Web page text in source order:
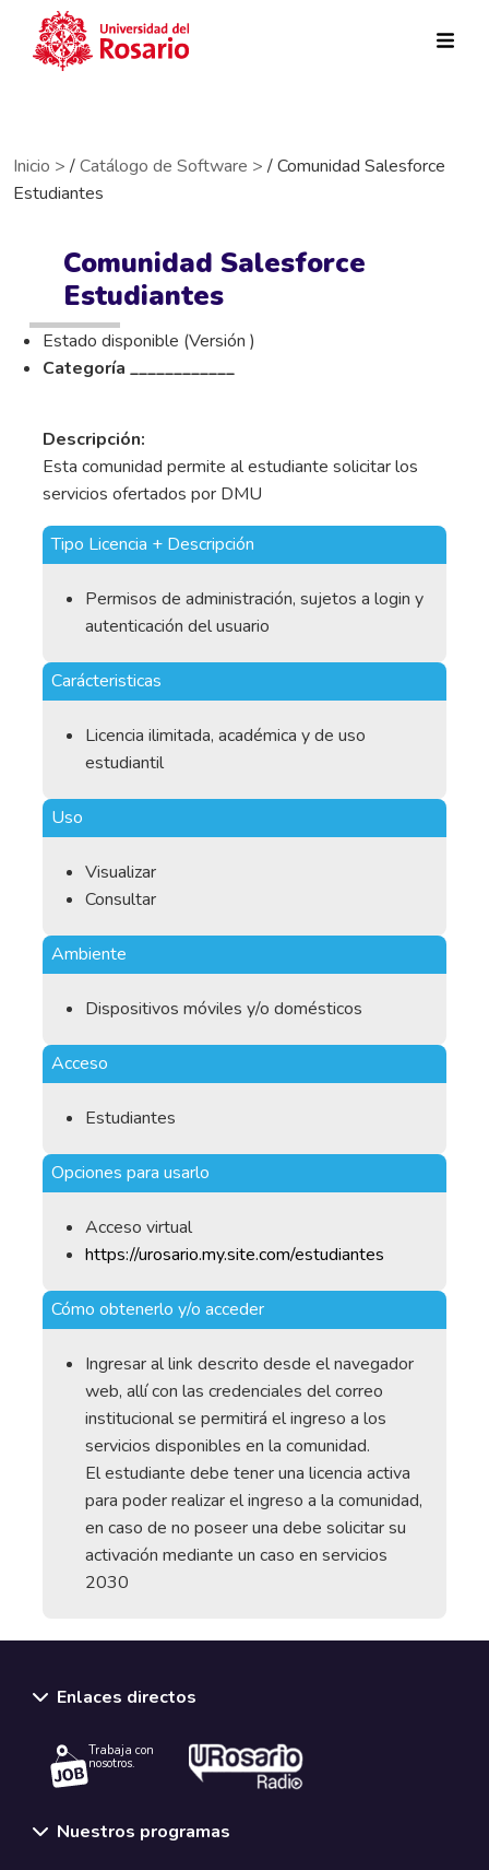
Inicio > /Catálogo de Software > / Comunidad Salesforce
Estudiantes
Comunidad Salesforce
Estudiantes
Estado disponible (Versión )
Categoría ____________
Descripción:
Esta comunidad permite al estudiante solicitar los
servicios ofertados por DMU
Tipo Licencia + Descripción
Permisos de administración, sujetos a login y
autenticación del usuario
Carácteristicas
Licencia ilimitada, académica y de uso
estudiantil
Uso
Visualizar
Consultar
Ambiente
Dispositivos móviles y/o domésticos
Acceso
Estudiantes
Opciones para usarlo
Acceso virtual
https://urosario.my.site.com/estudiantes
Cómo obtenerlo y/o acceder
Ingresar al link descrito desde el navegador
web, allí con las credenciales del correo
institucional se permitirá el ingreso a los
servicios disponibles en la comunidad.
El estudiante debe tener una licencia activa
para poder realizar el ingreso a la comunidad,
en caso de no poseer una debe solicitar su
activación mediante un caso en servicios
2030
Enlaces directos
Trabaja con
nosotros.
Nuestros programas